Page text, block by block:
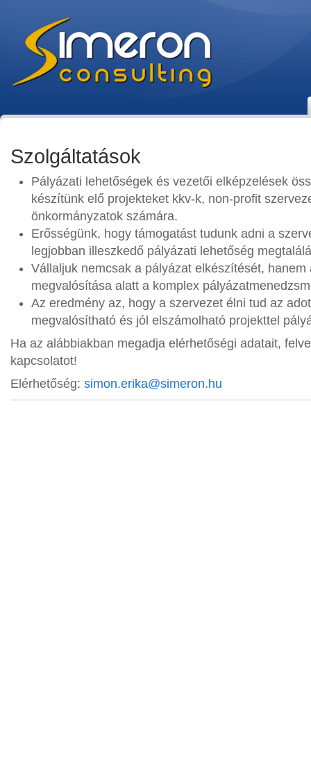
Szolgáltatások
Pályázati lehetőségek és vezetői elképzelések
készítünk elő projekteket kkv-k, non-profit
önkormányzatok számára.
Erősségünk, hogy támogatást tudunk adni a
legjobban illeszkedő pályázati lehetőség
Vállaljuk nemcsak a pályázat elkészítését, hanem
megvalósítása alatt a komplex
Az eredmény az, hogy a szervezet élni tud az
megvalósítható és jól elszámolható projekttel
Ha az alábbiakban megadja elérhetőségi adatait,
kapcsolatot!
Elérhetőség: simon.erika@simeron.hu